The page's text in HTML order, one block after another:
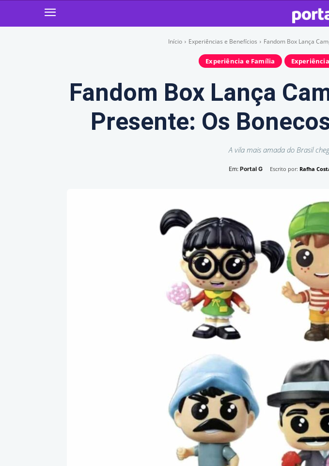
Início Experiências e Benefícios Fandom Box Lança
Experiência e Família
Fandom Box Lança
Presente: Os
A vila mais amada do Brasil
Em: Portal G Escrito por: Rafha